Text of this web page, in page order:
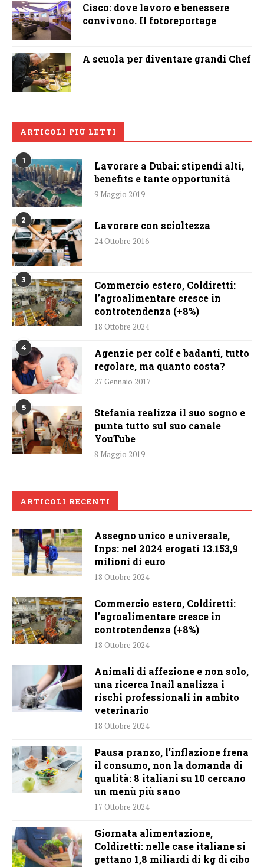
Cisco: dove lavoro e benessere
convivono. Il fotoreportage
A scuola per diventare grandi Chef
ARTICOLI PIÙ LETTI
1
Lavorare a Dubai: stipendi alti,
benefits e tante opportunità
9 Maggio 2019
2 Lavorare con scioltezza
24 Ottobre 2016
3
Commercio estero, Coldiretti:
l’agroalimentare cresce in
controtendenza (+8%)
18 Ottobre 2024
4
Agenzie per colf e badanti, tutto
regolare, ma quanto costa?
27 Gennaio 2017
5
Stefania realizza il suo sogno e
punta tutto sul suo canale
YouTube
8 Maggio 2019
ARTICOLI RECENTI
Assegno unico e universale,
Inps: nel 2024 erogati 13.153,9
milioni di euro
18 Ottobre 2024
Commercio estero, Coldiretti:
l’agroalimentare cresce in
controtendenza (+8%)
18 Ottobre 2024
Animali di affezione e non solo,
una ricerca Inail analizza i
rischi professionali in ambito
veterinario
18 Ottobre 2024
Pausa pranzo, l’inflazione frena
il consumo, non la domanda di
qualità: 8 italiani su 10 cercano
un menù più sano
17 Ottobre 2024
Giornata alimentazione,
Coldiretti: nelle case italiane si
gettano 1,8 miliardi di kg di cibo